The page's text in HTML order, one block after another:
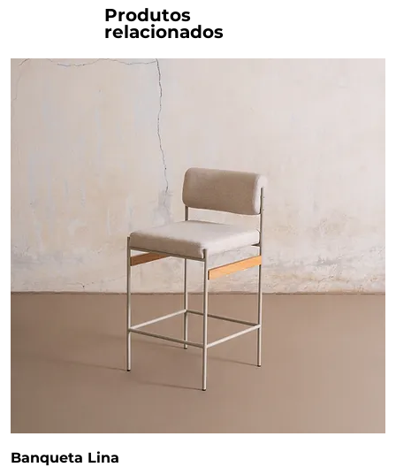
Produtos
relacionados
Banqueta Lina